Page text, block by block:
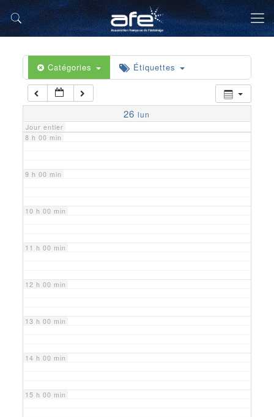
Catégories Étiquettes
26 lun
Jour entier
5 h 00 min
6 h 00 min
7 h 00 min
8 h 00 min
9 h 00 min
10 h 00 min
11 h 00 min
12 h 00 min
13 h 00 min
14 h 00 min
15 h 00 min